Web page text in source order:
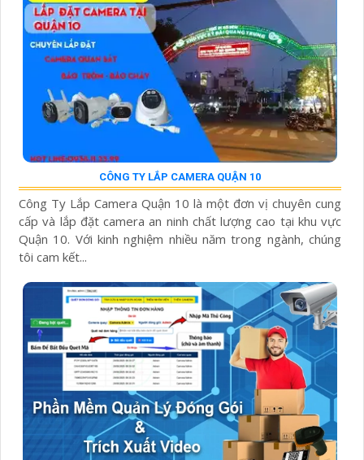
CÔNG TY LẮP CAMERA QUẬN 10
Công Ty Lắp Camera Quận 10 là một đơn vị chuyên cung
cấp và lắp đặt camera an ninh chất lượng cao tại khu vực
Quận 10. Với kinh nghiệm nhiều năm trong ngành, chúng
tôi cam kết...